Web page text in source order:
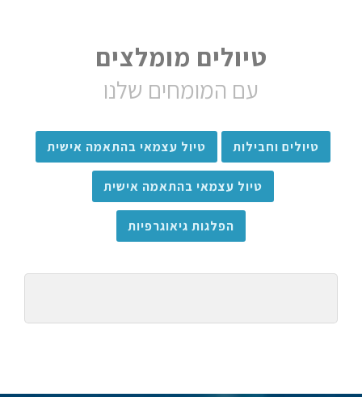
טיולים מומלצים
עם המומחים שלנו
טיולים וחבילות טיול עצמאי בהתאמה אישית
טיול עצמאי בהתאמה אישית
הפלגות גיאוגרפיות